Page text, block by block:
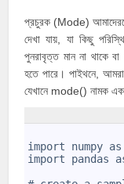
প্রচুরক (Mode) আমাদেরকে
দেখা যায়, যা কিছু
পুনরাবৃত্ত মান না থাকে
হতে পারে। পাইথনে,
যেখানে mode() নামক
import numpy
import pandas